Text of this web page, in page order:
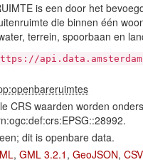
is een door het
die binnen één
terrein, spoorbaan en
CRS waarden worden
dit is openbare data.
, GML 3.2.1 , GeoJSON, CSV